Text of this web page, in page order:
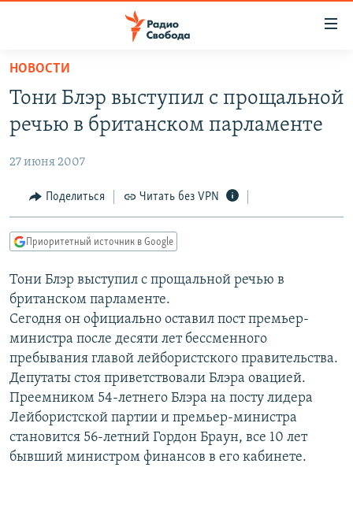
упрощенного
доступа
основному
Вернутся
главной
навигации
Вернутся
поиску
АВТОРСКИЕ ПРОЕКТЫ
ЦИТАТЫ СВОБОДЫ
МНЕНИЯ
IDEL.РЕАЛИИ
КАВКАЗ.РЕАЛИИ
СЕВЕР.РЕАЛИИ
СИБИРЬ.РЕАЛИИ
РАСПИСАНИЕ ВЕЩАНИЯ
ПОДПИШИТЕСЬ НА РАССЫЛКУ
СОЦИАЛЬНЫЕ СЕТИ
НОВОСТИ
Тони Блэр выступил с прощальной
речью в британском парламенте
27 июня 2007
Поделиться Читать без VPN
Приоритетный источник в Google
Тони Блэр выступил с прощальной речью в
британском парламенте.
Сегодня он официально оставил пост премьер-
министра после десяти лет бессменного
пребывания главой лейбористского правительства.
Депутаты стоя приветствовали Блэра овацией.
Преемником 54-летнего Блэра на посту лидера
Лейбористской партии и премьер-министра
становится 56-летний Гордон Браун, все 10 лет
бывший министром финансов в его кабинете.